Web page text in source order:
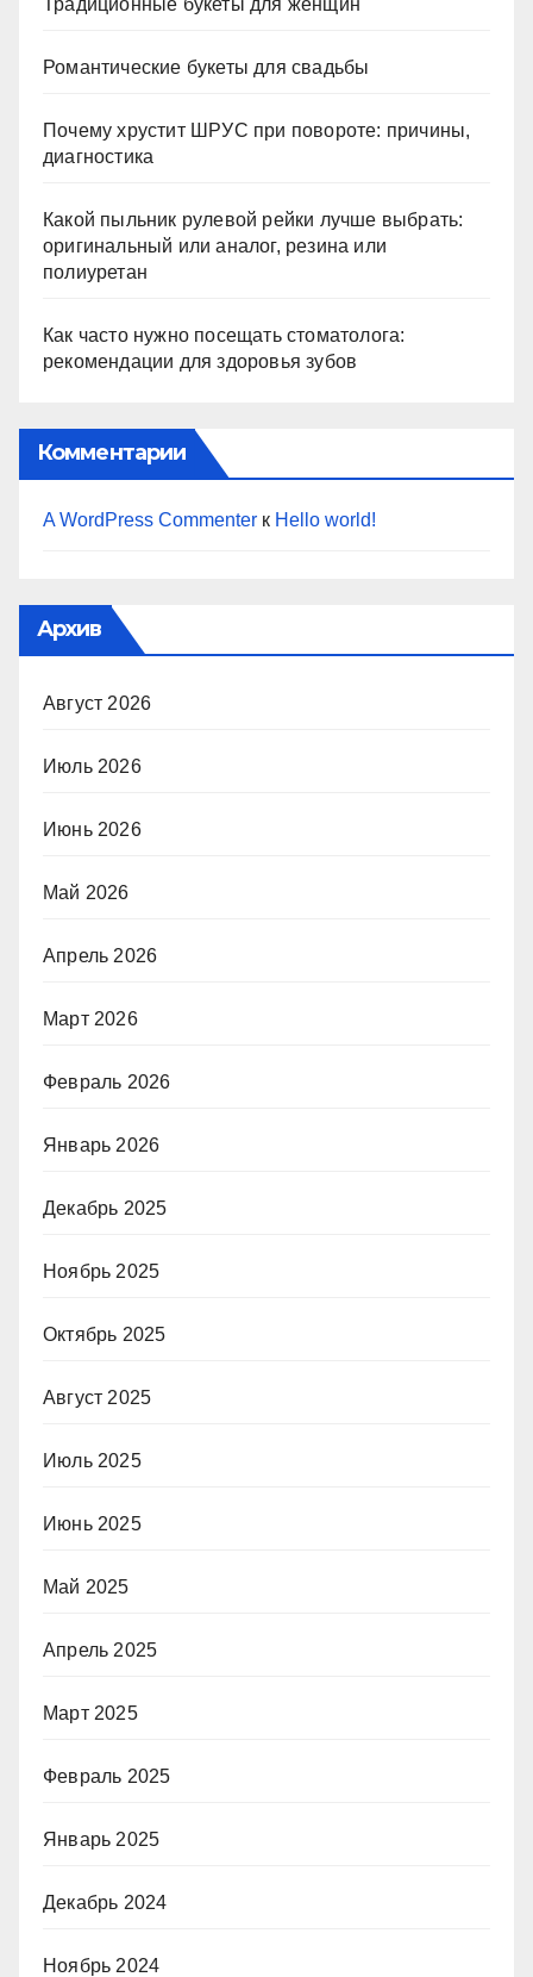
Традиционные букеты для женщин
Романтические букеты для свадьбы
Почему хрустит ШРУС при повороте: причины,
диагностика
Какой пыльник рулевой рейки лучше выбрать:
оригинальный или аналог, резина или
полиуретан
Как часто нужно посещать стоматолога:
рекомендации для здоровья зубов
Комментарии
A WordPress Commenter к Hello world!
Архив
Август 2026
Июль 2026
Июнь 2026
Май 2026
Апрель 2026
Март 2026
Февраль 2026
Январь 2026
Декабрь 2025
Ноябрь 2025
Октябрь 2025
Август 2025
Июль 2025
Июнь 2025
Май 2025
Апрель 2025
Март 2025
Февраль 2025
Январь 2025
Декабрь 2024
Ноябрь 2024